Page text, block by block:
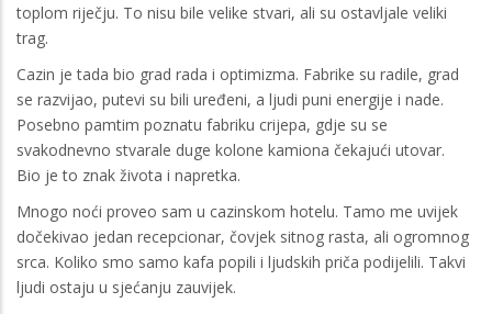
toplom riječju. To nisu bile velike stvari, ali su ostavljale veliki
trag.
Cazin je tada bio grad rada i optimizma. Fabrike su radile, grad
se razvijao, putevi su bili uređeni, a ljudi puni energije i nade.
Posebno pamtim poznatu fabriku crijepa, gdje su se
svakodnevno stvarale duge kolone kamiona čekajući utovar.
Bio je to znak života i napretka.
Mnogo noći proveo sam u cazinskom hotelu. Tamo me uvijek
dočekivao jedan recepcionar, čovjek sitnog rasta, ali ogromnog
srca. Koliko smo samo kafa popili i ljudskih priča podijelili. Takvi
ljudi ostaju u sjećanju zauvijek.